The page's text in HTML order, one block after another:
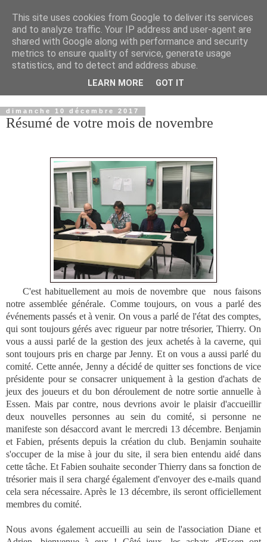
dimanche 10 décembre 2017
Résumé de votre mois de novembre
C'est habituellement au mois de novembre que nous faisons
notre assemblée générale. Comme toujours, on vous a parlé des
événements passés et à venir. On vous a parlé de l'état des comptes,
qui sont toujours gérés avec rigueur par notre trésorier, Thierry. On
vous a aussi parlé de la gestion des jeux achetés à la caverne, qui
sont toujours pris en charge par Jenny. Et on vous a aussi parlé du
comité. Cette année, Jenny a décidé de quitter ses fonctions de vice
présidente pour se consacrer uniquement à la gestion d'achats de
jeux des joueurs et du bon déroulement de notre sortie annuelle à
Essen. Mais par contre, nous devrions avoir le plaisir d'accueillir
deux nouvelles personnes au sein du comité, si personne ne
manifeste son désaccord avant le mercredi 13 décembre. Benjamin
et Fabien, présents depuis la création du club. Benjamin souhaite
s'occuper de la mise à jour du site, il sera bien entendu aidé dans
cette tâche. Et Fabien souhaite seconder Thierry dans sa fonction de
trésorier mais il sera chargé également d'envoyer des e-mails quand
cela sera nécessaire. Après le 13 décembre, ils seront officiellement
membres du comité.
Nous avons également accueilli au sein de l'association Diane et
This site uses cookies from Google to deliver its services
and to analyze traffic. Your IP address and user-agent are
shared with Google along with performance and security
metrics to ensure quality of service, generate usage
statistics, and to detect and address abuse.
LEARN MORE GOT IT